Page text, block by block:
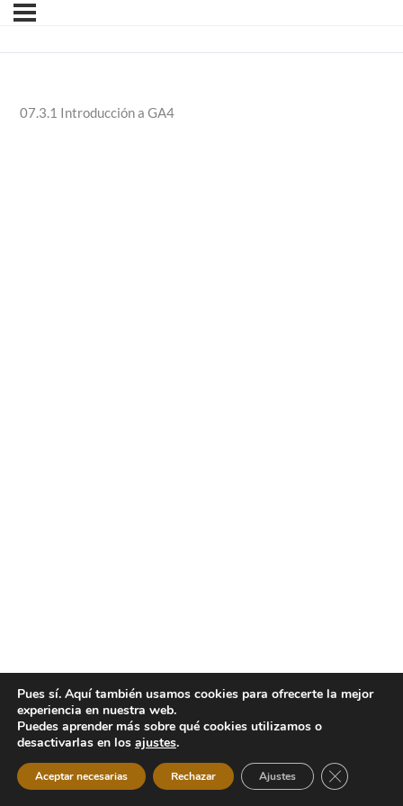
07.3.1 Introducción a GA4
Pues sí. Aquí también usamos cookies para ofrecerte la mejor
experiencia en nuestra web.
Puedes aprender más sobre qué cookies utilizamos o
desactivarlas en los ajustes.
Aceptar necesarias Rechazar Ajustes Cerrar el